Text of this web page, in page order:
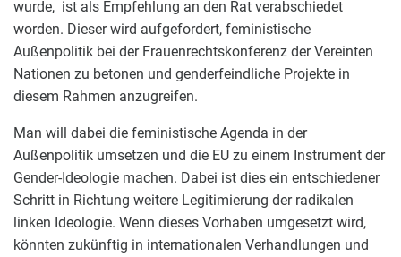
wurde, ist als Empfehlung an den Rat verabschiedet
worden. Dieser wird aufgefordert, feministische
Außenpolitik bei der Frauenrechtskonferenz der Vereinten
Nationen zu betonen und genderfeindliche Projekte in
diesem Rahmen anzugreifen.
Man will dabei die feministische Agenda in der
Außenpolitik umsetzen und die EU zu einem Instrument der
Gender-Ideologie machen. Dabei ist dies ein entschiedener
Schritt in Richtung weitere Legitimierung der radikalen
linken Ideologie. Wenn dieses Vorhaben umgesetzt wird,
könnten zukünftig in internationalen Verhandlungen und